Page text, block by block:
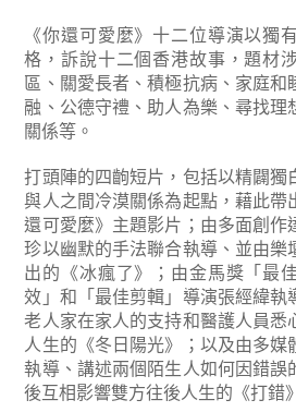
《你還可愛麼》十二位導演以獨
格，訴說十二個香港故事，題材
區、關愛長者、積極抗病、家庭
融、公德守禮、助人為樂、尋找理
關係等。
打頭陣的四齣短片，包括以精闢獨
與人之間冷漠關係為起點，藉此帶
還可愛麼》主題影片；由多面創作
珍以幽默的手法聯合執導、並由樂
出的《冰瘋了》；由金馬獎「最
效」和「最佳剪輯」導演張經緯執
老人家在家人的支持和醫護人員悉
人生的《冬日陽光》；以及由多媒
執導、講述兩個陌生人如何因錯誤
後互相影響雙方往後人生的《打錯